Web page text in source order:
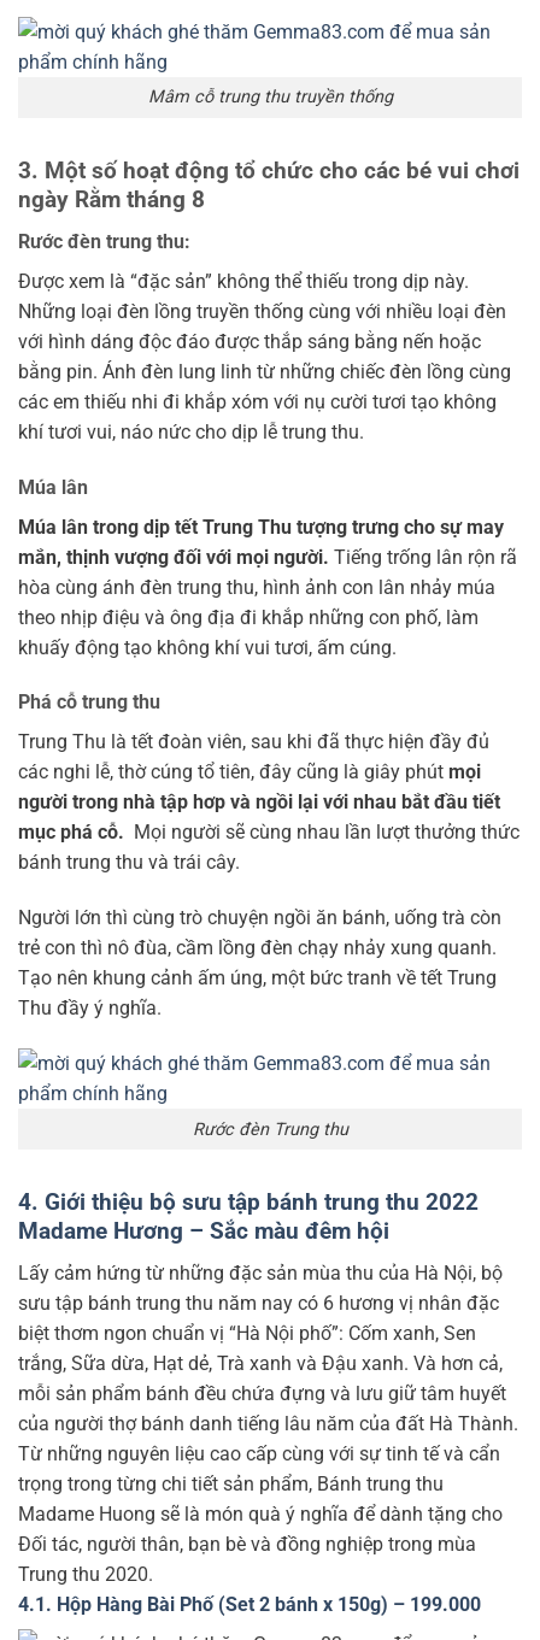
Mâm cỗ trung thu truyền thống
3. Một số hoạt động tổ chức cho các bé vui chơi
ngày Rằm tháng 8
Rước đèn trung thu:
Được xem là “đặc sản” không thể thiếu trong dịp này.
Những loại đèn lồng truyền thống cùng với nhiều loại đèn
với hình dáng độc đáo được thắp sáng bằng nến hoặc
bằng pin. Ánh đèn lung linh từ những chiếc đèn lồng cùng
các em thiếu nhi đi khắp xóm với nụ cười tươi tạo không
khí tươi vui, náo nức cho dịp lễ trung thu.
Múa lân
Múa lân trong dịp tết Trung Thu tượng trưng cho sự may
mắn, thịnh vượng đối với mọi người. Tiếng trống lân rộn rã
hòa cùng ánh đèn trung thu, hình ảnh con lân nhảy múa
theo nhịp điệu và ông địa đi khắp những con phố, làm
khuấy động tạo không khí vui tươi, ấm cúng.
Phá cỗ trung thu
Trung Thu là tết đoàn viên, sau khi đã thực hiện đầy đủ
các nghi lễ, thờ cúng tổ tiên, đây cũng là giây phút mọi
người trong nhà tập hơp và ngồi lại với nhau bắt đầu tiết
mục phá cỗ. Mọi người sẽ cùng nhau lần lượt thưởng thức
bánh trung thu và trái cây.
Người lớn thì cùng trò chuyện ngồi ăn bánh, uống trà còn
trẻ con thì nô đùa, cầm lồng đèn chạy nhảy xung quanh.
Tạo nên khung cảnh ấm úng, một bức tranh về tết Trung
Thu đầy ý nghĩa.
Rước đèn Trung thu
4. Giới thiệu bộ sưu tập bánh trung thu 2022
Madame Hương – Sắc màu đêm hội
Lấy cảm hứng từ những đặc sản mùa thu của Hà Nội, bộ
sưu tập bánh trung thu năm nay có 6 hương vị nhân đặc
biệt thơm ngon chuẩn vị “Hà Nội phố”: Cốm xanh, Sen
trắng, Sữa dừa, Hạt dẻ, Trà xanh và Đậu xanh. Và hơn cả,
mỗi sản phẩm bánh đều chứa đựng và lưu giữ tâm huyết
của người thợ bánh danh tiếng lâu năm của đất Hà Thành.
Từ những nguyên liệu cao cấp cùng với sự tinh tế và cẩn
trọng trong từng chi tiết sản phẩm, Bánh trung thu
Madame Huong sẽ là món quà ý nghĩa để dành tặng cho
Đối tác, người thân, bạn bè và đồng nghiệp trong mùa
Trung thu 2020.
4.1. Hộp Hàng Bài Phố (Set 2 bánh x 150g) – 199.000